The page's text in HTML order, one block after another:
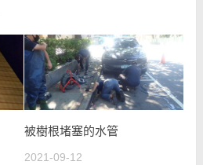
被樹根堵塞的水管
2021-09-12